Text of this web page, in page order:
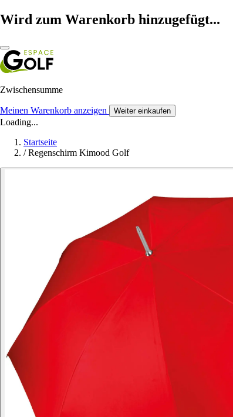
Wird zum Warenkorb hinzugefügt...
Zwischensumme
Meinen Warenkorb anzeigen Weiter einkaufen
Loading...
Startseite
/ Regenschirm Kimood Golf